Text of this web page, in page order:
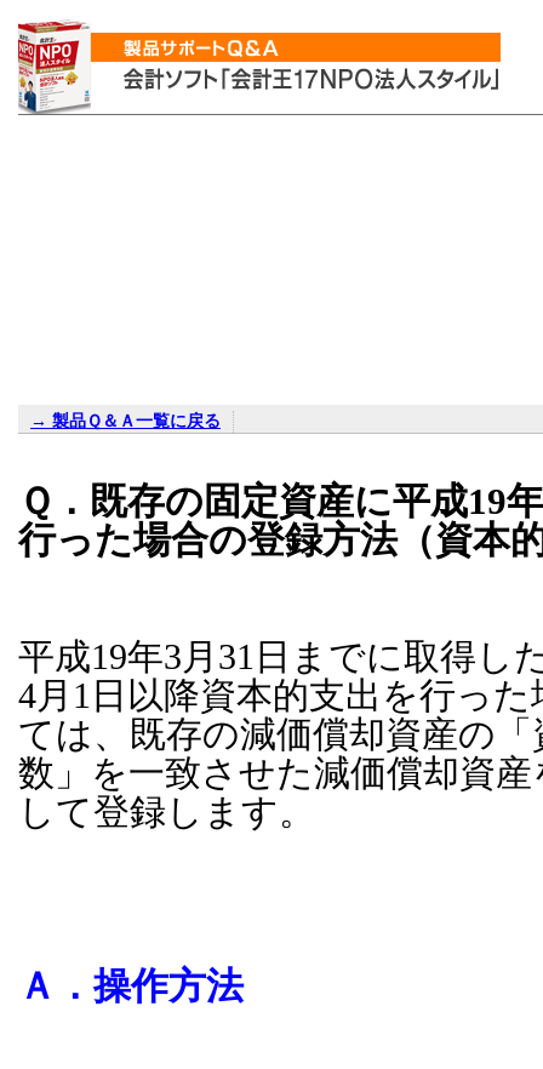
→ 製品Ｑ＆Ａ一覧に戻る
Ｑ．既存の固定資産に平成19
行った場合の登録方法（資本
平成19年3月31日までに取得し
4月1日以降資本的支出を行っ
ては、既存の減価償却資産の
数」を一致させた減価償却資
して登録します。
Ａ．操作方法